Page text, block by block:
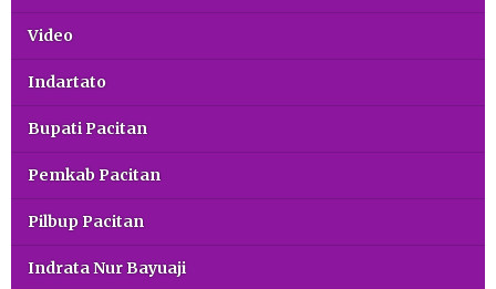
Video
Indartato
Bupati Pacitan
Pemkab Pacitan
Pilbup Pacitan
Indrata Nur Bayuaji